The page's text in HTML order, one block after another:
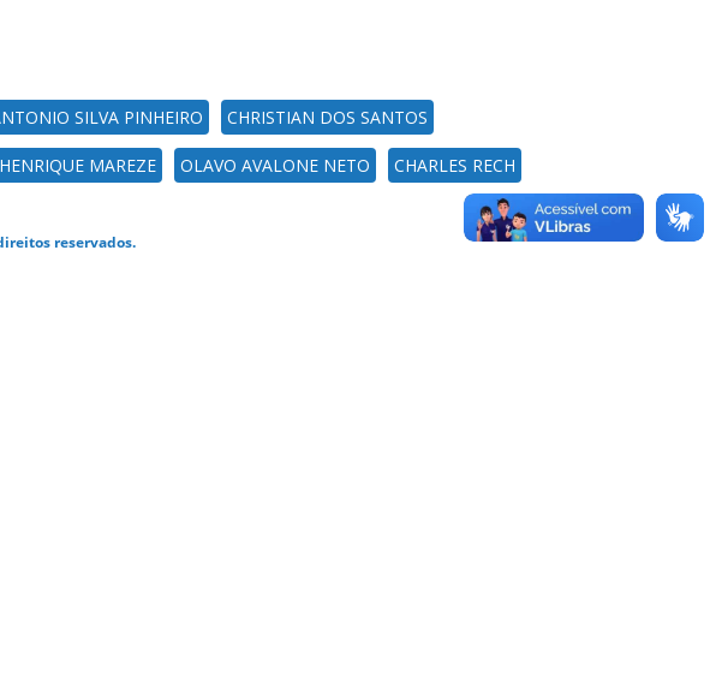
SILVA PINHEIRO CHRISTIAN DOS SANTOS
MAREZE OLAVO AVALONE NETO CHARLES RECH
reservados.